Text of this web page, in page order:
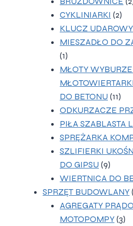
CYKLINIARKI 22
KLUCZ UDAROWY
MIESZADŁO DO
11
produkt
MŁOTY
DO BETONU 1111
ODKURZACZE
PIŁA SZABLASTA
SPRĘŻARKA
SZLIFIERKI
DO GIPSU 99
WIERTNICA DO
SPRZĘT BUDOWLANY
AGREGATY
MOTOPOMPY 33